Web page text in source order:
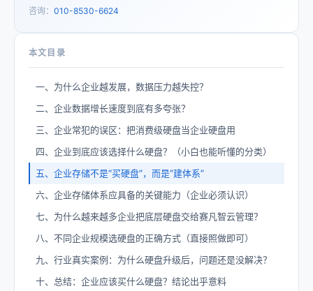
咨询： 010-8530-6624
本文目录
一、为什么企业越发展，数据压力越失控？
二、企业数据增长速度到底有多夸张？
三、企业常犯的误区：把消费级硬盘当企业硬盘用
四、企业到底应该选择什么硬盘？（小白也能听懂的分类）
五、企业存储不是“买硬盘”，而是“建体系”
六、企业存储体系应具备的关键能力（企业必须认识）
七、为什么越来越多企业把底层硬盘交给赛凡智云管理？
八、不同企业规模选硬盘的正确方式（直接照做即可）
九、行业真实案例：为什么硬盘升级后，问题还是没解决？
十、总结：企业应该买什么硬盘？结论出乎意料